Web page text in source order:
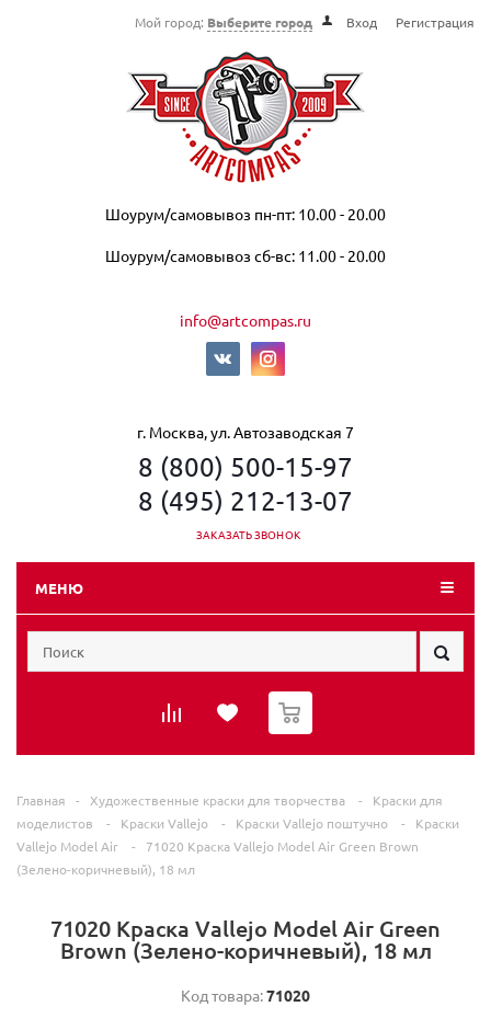
Мой город: Выберите город Вход Регистрация
Шоурум/самовывоз пн-пт: 10.00 - 20.00
Шоурум/самовывоз сб-вс: 11.00 - 20.00
info@artcompas.ru
г. Москва, ул. Автозаводская 7
8 (800) 500-15-97
8 (495) 212-13-07
ЗАКАЗАТЬ ЗВОНОК
МЕНЮ
0
Главная - Художественные краски для творчества -
Краски для
моделистов
- Краски Vallejo - Краски Vallejo поштучно -
Краски
Vallejo Model Air
-
71020 Краска Vallejo Model Air Green Brown
(Зелено-коричневый), 18 мл
71020 Краска Vallejo Model Air Green
Brown (Зелено-коричневый), 18 мл
Код товара:71020